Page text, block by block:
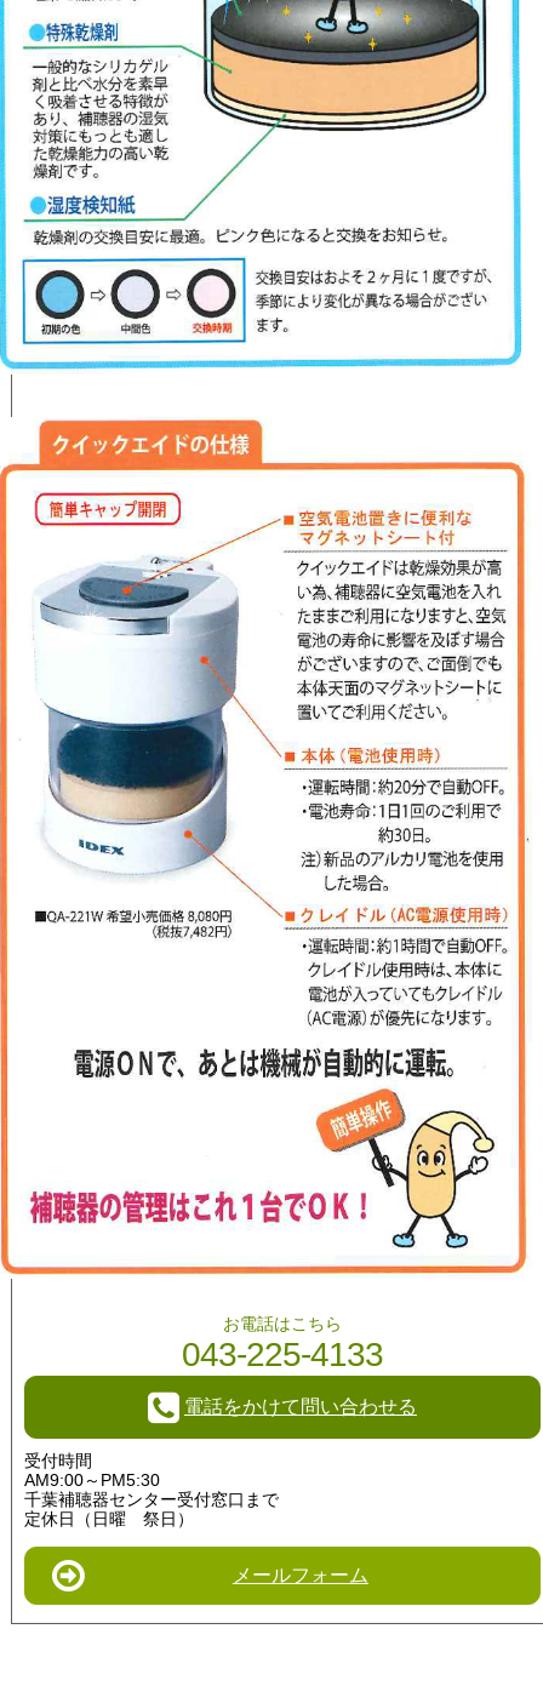
お電話はこちら
043-225-4133
電話をかけて問い合わせる
受付時間
AM9:00～PM5:30
千葉補聴器センター受付窓口まで
定休日（日曜 祭日）
メールフォーム